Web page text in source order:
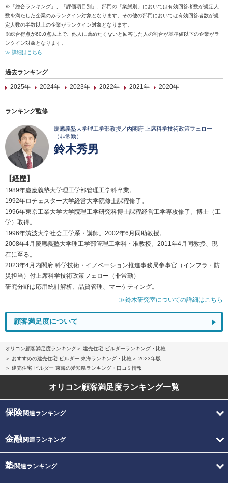
※「総合ランキング」、「評価項目別」、部門の「業態別」においては有効回答者数が規定人
数を満たした企業のみランクイン対象となります。その他の部門においては有効回答者数が規
定人数の半数以上の企業がランクイン対象となります。
※総合得点が60.0点以上で、他人に薦めたくないと回答した人の割合が基準値以下の企業がラ
ンクイン対象となります。
≫ 詳細はこちら
過去ランキング
2025年
2024年 2023年 2022年 2021年 2020年
ランキング監修
慶應義塾大学理工学部教授／内閣府 上席科学技術政策フェロー
（非常勤）
鈴木秀男
【経歴】
1989年慶應義塾大学理工学部管理工学科卒業。
1992年ロチェスター大学経営大学院修士課程修了。
1996年東京工業大学大学院理工学研究科博士課程経営工学専攻修了。博士（工
学）取得。
1996年筑波大学社会工学系・講師。2002年6月同助教授。
2008年4月慶應義塾大学理工学部管理工学科・准教授。2011年4月同教授、現
在に至る。
2023年4月内閣府 科学技術・イノベーション推進事務局参事官（インフラ・防
災担当）付上席科学技術政策フェロー（非常勤）
研究分野は応用統計解析、品質管理、マーケティング。
≫鈴木研究室についての詳細はこちら
顧客満足度について
オリコン顧客満足度ランキング
建売住宅 ビルダーランキング・比較
おすすめの建売住宅 ビルダー 東海ランキング・比較
2023年版
建売住宅 ビルダー 東海の愛知県ランキング・口コミ情報
オリコン顧客満足度ランキング一覧
保険関連ランキング
金融関連ランキング
塾関連ランキング